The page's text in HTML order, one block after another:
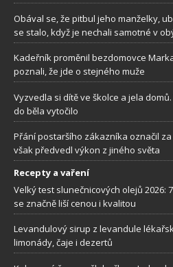
Obával se, že pitbul jeho manželky,
se stalo, když je nechali samotné v
Kadeřník proměnil bezdomovce
poznali, že jde o stejného muže
Vyzvedla si dítě ve školce a jela
do běla vytočilo
Přání postaršího zákazníka označil
však předvedl výkon z jiného světa
Recepty a vaření
Velký test slunečnicových olejů 2026:
se značně liší cenou i kvalitou
Levandulový sirup z levandule
limonády, čaje i dezertů